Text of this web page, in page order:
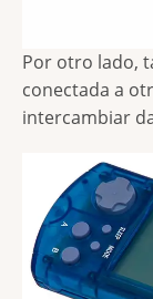
Por otro lado,
conectada a
intercambiar